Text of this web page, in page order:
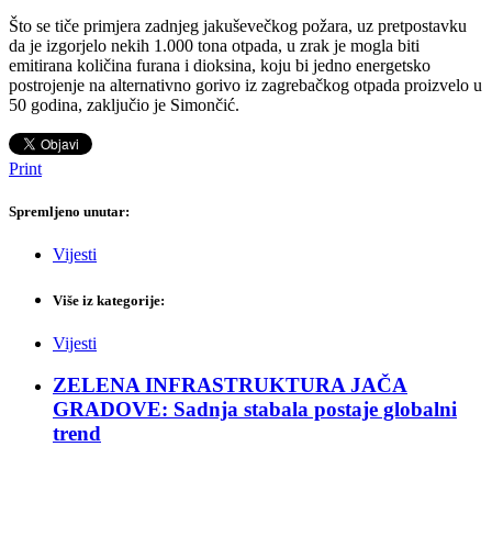
Što se tiče primjera zadnjeg jakuševečkog požara, uz pretpostavku
da je izgorjelo nekih 1.000 tona otpada, u zrak je mogla biti
emitirana količina furana i dioksina, koju bi jedno energetsko
postrojenje na alternativno gorivo iz zagrebačkog otpada proizvelo u
50 godina, zaključio je Simončić.
Print
Spremljeno unutar:
Vijesti
Više iz kategorije:
Vijesti
ZELENA INFRASTRUKTURA JAČA
GRADOVE: Sadnja stabala postaje globalni
trend